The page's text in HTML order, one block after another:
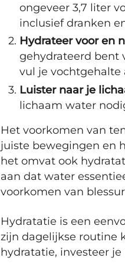
ongeveer 3,7 liter
inclusief dranken
Hydrateer voor en
gehydrateerd bent
vul je vochtgehalte
Luister naar je
lichaam water
Het voorkomen van
juiste bewegingen en
het omvat ook
aan dat water
voorkomen van
Hydratatie is een
zijn dagelijkse routine
hydratatie, investeer